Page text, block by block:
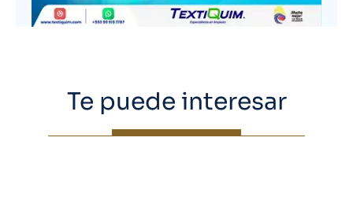
Te puede interesar